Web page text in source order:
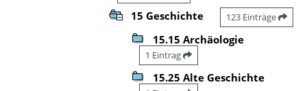
15 Geschichte 123 Einträge
15.15 Archäologie
1 Eintrag
15.25 Alte Geschichte